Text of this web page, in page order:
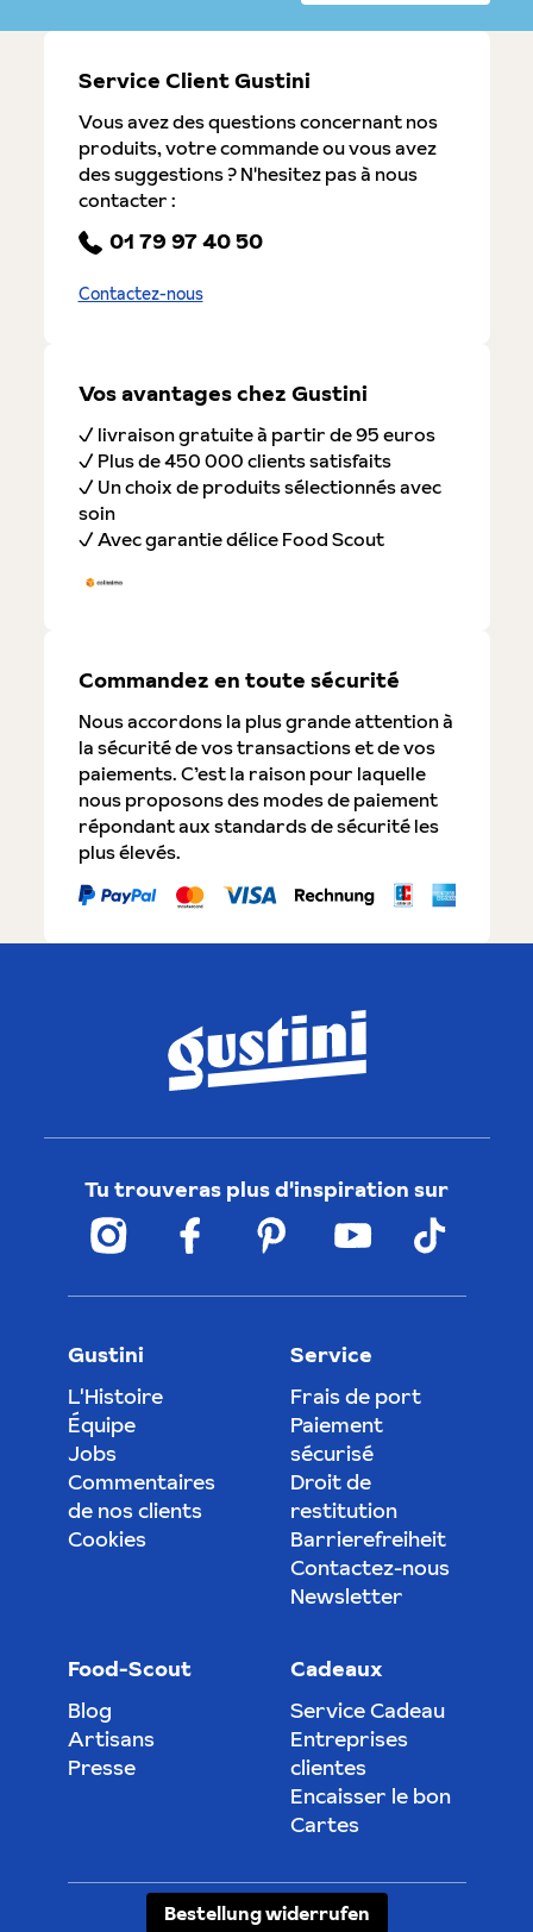
Service Client Gustini
Vous avez des questions concernant nos
produits, votre commande ou vous avez
des suggestions ? N'hesitez pas à nous
contacter :
01 79 97 40 50
Contactez-nous
Vos avantages chez Gustini
✓ livraison gratuite à partir de 95 euros
✓ Plus de 450 000 clients satisfaits
✓ Un choix de produits sélectionnés avec
soin
✓ Avec garantie délice Food Scout
Commandez en toute sécurité
Nous accordons la plus grande attention à
la sécurité de vos transactions et de vos
paiements. C’est la raison pour laquelle
nous proposons des modes de paiement
répondant aux standards de sécurité les
plus élevés.
Tu trouveras plus d'inspiration sur
Gustini
L'Histoire
Équipe
Jobs
Commentaires
de nos clients
Cookies
Service
Frais de port
Paiement
sécurisé
Droit de
restitution
Barrierefreiheit
Contactez-nous
Newsletter
Food-Scout
Blog
Artisans
Presse
Cadeaux
Service Cadeau
Entreprises
clientes
Encaisser le bon
Cartes
Bestellung widerrufen